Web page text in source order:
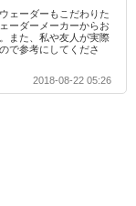
ェーダーもこだわりた
ーダーメーカーからお
また、私や友人が実際
で参考にしてくださ
2018-08-22 05:26